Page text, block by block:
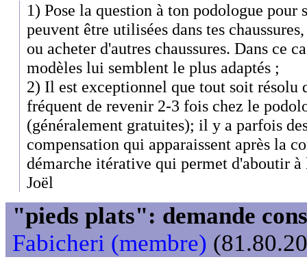
1) Pose la question à ton podologue pour
peuvent être utilisées dans tes
ou acheter d'autres chaussures. Dans ce
modèles lui semblent le plus adaptés ;
2) Il est exceptionnel que tout soit résolu
fréquent de revenir 2-3 fois chez le
(généralement gratuites); il y a parfois
compensation qui apparaissent après la
démarche itérative qui permet d'aboutir
Joël
"pieds plats": demande
Fabicheri (membre)